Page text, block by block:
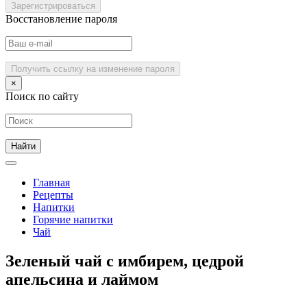
Зарегистрироваться
Восстановление пароля
Получить ссылку на изменение пароля
×
Поиск по сайту
Главная
Рецепты
Напитки
Горячие напитки
Чай
Зеленый чай с имбирем, цедрой
апельсина и лаймом